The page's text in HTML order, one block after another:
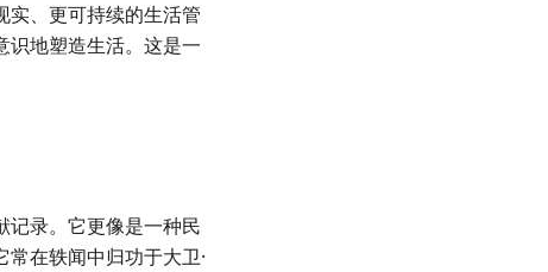
实、更可持续的生活管
识地塑造生活。这是一
记录。它更像是一种民
在轶闻中归功于大卫·